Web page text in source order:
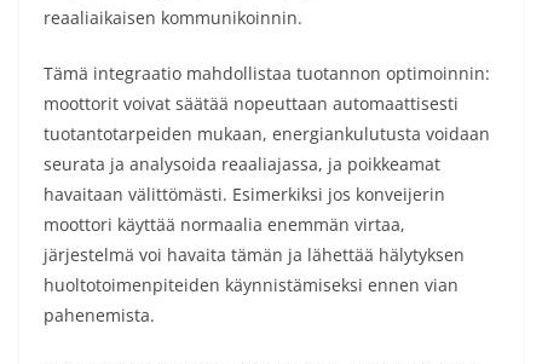
reaaliaikaisen kommunikoinnin.
Tämä integraatio mahdollistaa tuotannon optimoinnin:
moottorit voivat säätää nopeuttaan automaattisesti
tuotantotarpeiden mukaan, energiankulutusta voidaan
seurata ja analysoida reaaliajassa, ja poikkeamat
havaitaan välittömästi. Esimerkiksi jos konveijerin
moottori käyttää normaalia enemmän virtaa,
järjestelmä voi havaita tämän ja lähettää hälytyksen
huoltotoimenpiteiden käynnistämiseksi ennen vian
pahenemista.